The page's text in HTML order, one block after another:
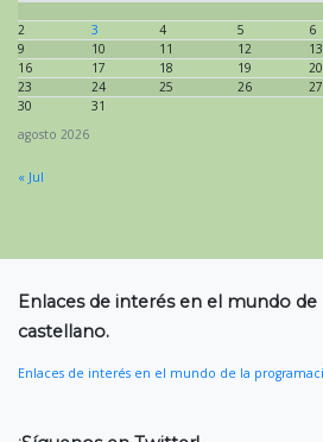
agosto 2026
2
3 4 5 6
9
10 11 12 13
16
17 18 19 20
23
24 25 26 27
30
31
« Jul
Enlaces de interés en el mundo
castellano.
Enlaces de interés en el mundo de la